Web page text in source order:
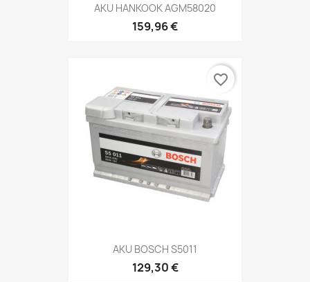
AKU HANKOOK AGM58020
159,96 €
AKU BOSCH S5011
129,30 €
favorite_border